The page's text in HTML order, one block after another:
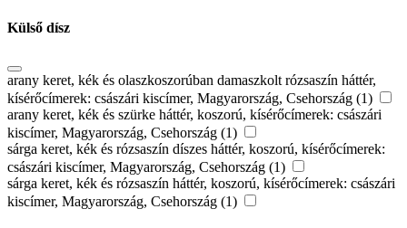
Külső dísz
arany keret, kék és olaszkoszorúban damaszkolt rózsaszín háttér,
kísérőcímerek: császári kiscímer, Magyarország, Csehország (1)
arany keret, kék és szürke háttér, koszorú, kísérőcímerek: császári
kiscímer, Magyarország, Csehország (1)
sárga keret, kék és rózsaszín díszes háttér, koszorú, kísérőcímerek:
császári kiscímer, Magyarország, Csehország (1)
sárga keret, kék és rózsaszín háttér, koszorú, kísérőcímerek: császári
kiscímer, Magyarország, Csehország (1)